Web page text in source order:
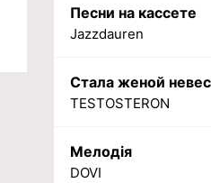
Песни на кассете
Jazzdauren
Стала женой
TESTOSTERON
Мелодія
DOVI